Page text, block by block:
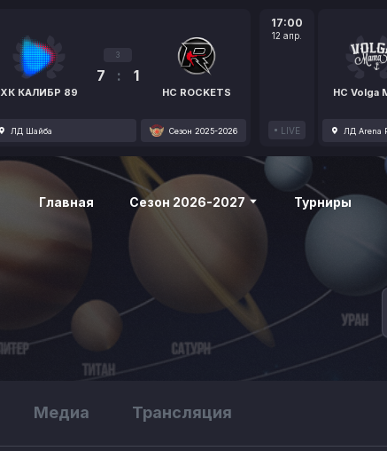
ХК КАЛИБР 89
3
7 : 1
HC ROCKETS
ЛД Шайба Сезон 2025-2026
17:00
12 апр.
LIVE
HC Volga
ЛД Arena
Главная Сезон 2026-2027 Турниры
Медиа Трансляция